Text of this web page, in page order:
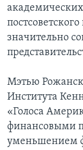
значительно
Мэтью
Института
«Голоса
финансовыми
уменьшением